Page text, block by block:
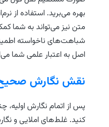
بهره می‌برید. استفاده از
متن نیز می‌تواند به شما
شباهت‌های ناخواسته
اصل به اعتبار علمی شما
نقش نگارش
پس از اتمام نگارش اولیه،
کنید. غلط‌های املایی و